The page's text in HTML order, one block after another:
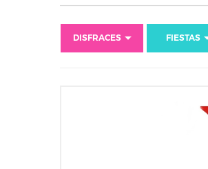
DISFRACES FIESTAS